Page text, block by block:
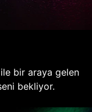
ile bir araya gelen
bekliyor.